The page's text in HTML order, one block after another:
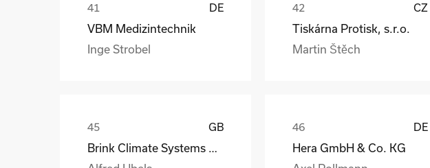
DE
VBM Medizintechnik
Inge Strobel
CZ
Tiskárna Protisk, s.r.o.
Martin Štěch
GB DE
Hera GmbH & Co. KG